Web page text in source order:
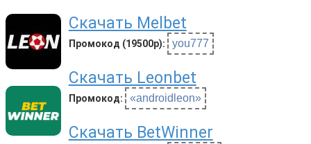
Скачать Melbet
Промокод (19500р): you777
Скачать Leonbet
Промокод: «androidleon»
Скачать BetWinner